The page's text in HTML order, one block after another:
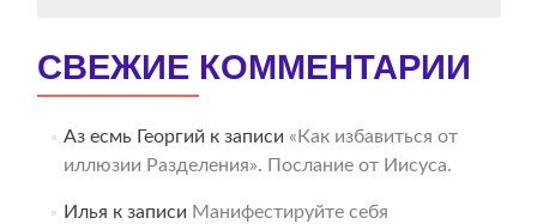
СВЕЖИЕ КОММЕНТАРИИ
Аз есмь Георгий к записи «Как избавиться от
иллюзии Разделения». Послание от Иисуса.
Илья к записи Манифестируйте себя